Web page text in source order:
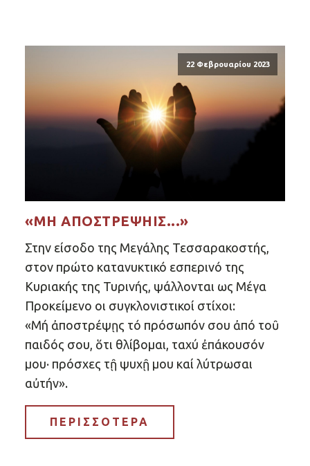
22 Φεβρουαρίου 2023
«ΜΉ ἈΠΟΣΤΡΈΨΗΙΣ...»
Στην είσοδο της Μεγάλης Τεσσαρακοστής,
στον πρώτο κατανυκτικό εσπερινό της
Κυριακής της Τυρινής, ψάλλονται ως Μέγα
Προκείμενο οι συγκλονιστικοί στίχοι:
«Mή ἀποστρέψῃς τό πρόσωπόν σου ἀπό τοῦ
παιδός σου, ὅτι θλίβομαι, ταχύ ἐπάκουσόν
μου· πρόσχες τῇ ψυχῇ μου καί λύτρωσαι
αὐτήν».
ΠΕΡΙΣΣΟΤΕΡΑ